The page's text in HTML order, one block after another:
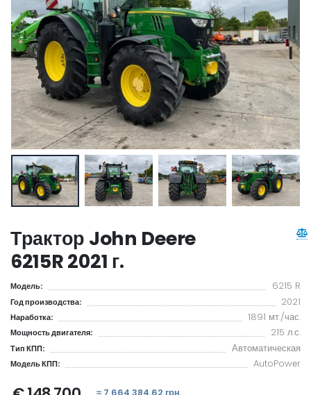
Трактор John Deere
6215R 2021 г.
Модель: 6215 R
Год производства: 2021
Наработка: 1891 мт./час.
Мощность двигателя: 215 л.с.
Тип КПП: Автоматическая
Модель КПП: AutoPowеr
≈ 7 664 384.62 грн.